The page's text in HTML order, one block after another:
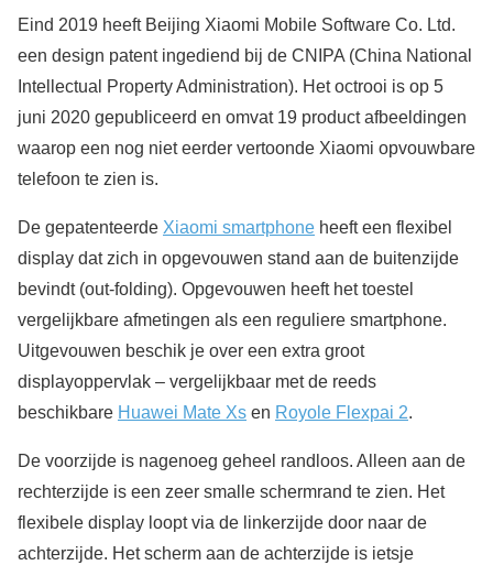
Eind 2019 heeft Beijing Xiaomi Mobile Software Co. Ltd.
een design patent ingediend bij de CNIPA (China National
Intellectual Property Administration). Het octrooi is op 5
juni 2020 gepubliceerd en omvat 19 product afbeeldingen
waarop een nog niet eerder vertoonde Xiaomi opvouwbare
telefoon te zien is.
De gepatenteerde Xiaomi smartphone heeft een flexibel
display dat zich in opgevouwen stand aan de buitenzijde
bevindt (out-folding). Opgevouwen heeft het toestel
vergelijkbare afmetingen als een reguliere smartphone.
Uitgevouwen beschik je over een extra groot
displayoppervlak – vergelijkbaar met de reeds
beschikbare Huawei Mate Xs en Royole Flexpai 2.
De voorzijde is nagenoeg geheel randloos. Alleen aan de
rechterzijde is een zeer smalle schermrand te zien. Het
flexibele display loopt via de linkerzijde door naar de
achterzijde. Het scherm aan de achterzijde is ietsje